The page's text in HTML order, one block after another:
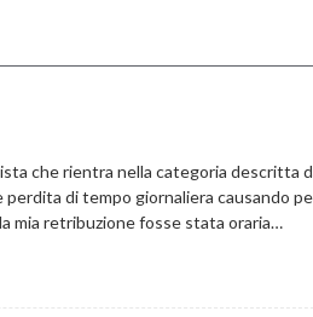
che rientra nella categoria descritta
di tempo giornaliera causando
mia retribuzione fosse stata oraria…